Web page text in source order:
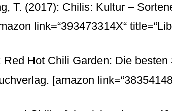
T. (2017): Chilis: Kultur –
link=“393473314X“
Hot Chili Garden: Die besten
[amazon